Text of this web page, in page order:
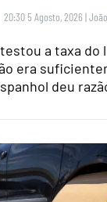
20:30 5 Agosto, 2026 |
a taxa do
era
deu